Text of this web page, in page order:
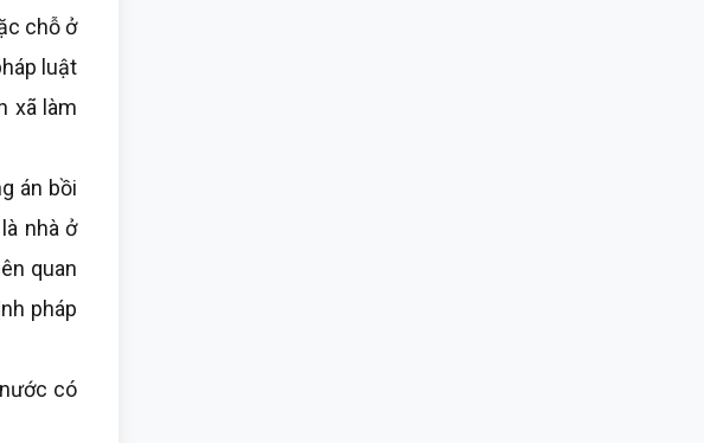
chỗ ở
luật
xã làm
án bồi
nhà ở
quan
pháp
có